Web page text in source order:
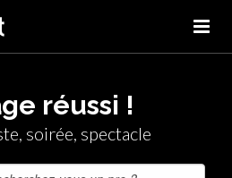
réussi !
soirée, spectacle